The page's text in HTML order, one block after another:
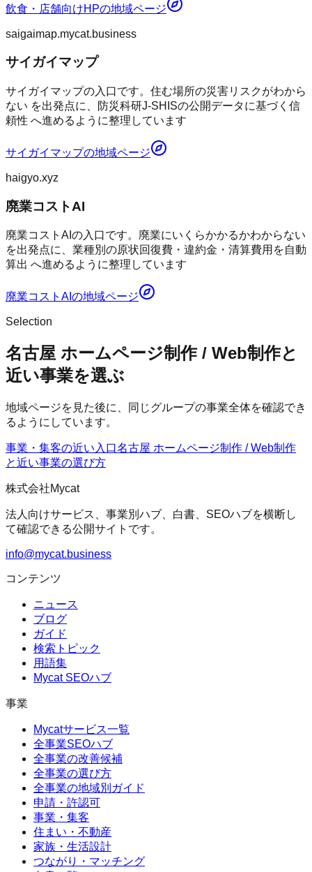
飲食・店舗向けHPの地域ページ
saigaimap.mycat.business
サイガイマップ
サイガイマップの入口です。住む場所の災害リスクがわから
ない を出発点に、防災科研J-SHISの公開データに基づく信
頼性 へ進めるように整理しています
サイガイマップの地域ページ
haigyo.xyz
廃業コストAI
廃業コストAIの入口です。廃業にいくらかかるかわからない
を出発点に、業種別の原状回復費・違約金・清算費用を自動
算出 へ進めるように整理しています
廃業コストAI の地域ページ
Selection
名古屋 ホームページ制作 / Web制作と
近い事業を選ぶ
地域ページを見た後に、同じグループの事業全体を確認でき
るようにしています。
事業・集客の近い入口名古屋 ホームページ制作 / Web制作
と近い事業の選び方
株式会社Mycat
法人向けサービス、事業別ハブ、白書、SEOハブを横断し
て確認できる公開サイトです。
info@mycat.business
コンテンツ
ニュース
ブログ
ガイド
検索トピック
用語集
Mycat SEOハブ
事業
Mycatサービス一覧
全事業SEOハブ
全事業の改善候補
全事業の選び方
全事業の地域別ガイド
申請・許認可
事業・集客
住まい・不動産
家族・生活設計
つながり・マッチング